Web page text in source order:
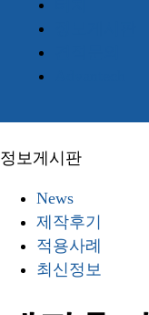
정보게시판
News
제작후기
적용사례
최신정보